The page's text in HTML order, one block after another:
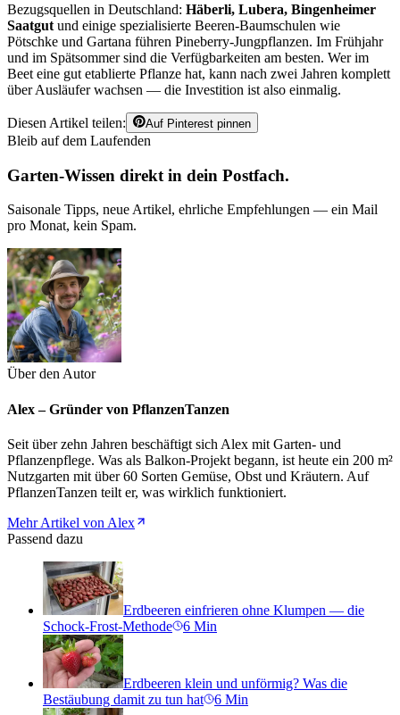
Bezugsquellen in Deutschland: Häberli, Lubera, Bingenheimer
Saatgut und einige spezialisierte Beeren-Baumschulen wie
Pötschke und Gartana führen Pineberry-Jungpflanzen. Im Frühjahr
und im Spätsommer sind die Verfügbarkeiten am besten. Wer im
Beet eine gut etablierte Pflanze hat, kann nach zwei Jahren komplett
über Ausläufer wachsen — die Investition ist also einmalig.
Diesen Artikel teilen: Auf Pinterest pinnen
Bleib auf dem Laufenden
Garten-Wissen direkt in dein Postfach.
Saisonale Tipps, neue Artikel, ehrliche Empfehlungen — ein Mail
pro Monat, kein Spam.
Über den Autor
Alex – Gründer von PflanzenTanzen
Seit über zehn Jahren beschäftigt sich Alex mit Garten- und
Pflanzenpflege. Was als Balkon-Projekt begann, ist heute ein 200 m²
Nutzgarten mit über 60 Sorten Gemüse, Obst und Kräutern. Auf
PflanzenTanzen teilt er, was wirklich funktioniert.
Mehr Artikel von Alex
Passend dazu
Erdbeeren einfrieren ohne Klumpen — die
Schock-Frost-Methode
6 Min
Erdbeeren klein und unförmig? Was die
Bestäubung damit zu tun hat
6 Min